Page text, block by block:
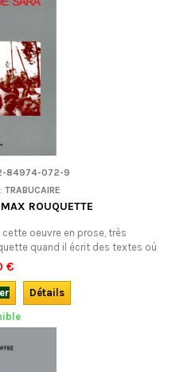
84974-072-9
TRABUCAIRE
ROUQUETTE
oeuvre en prose, très
quand il écrit des textes où
sur des personnages,
d’histoire.En occitan.
€
Détails